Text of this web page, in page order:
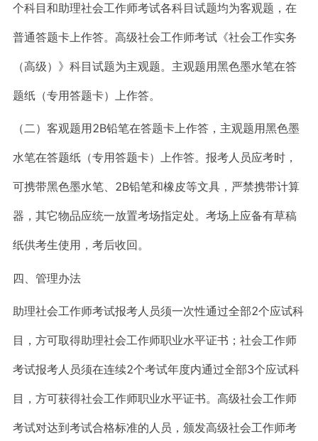
个科目和助理社会工作师考试各科目试题均为客观题，在
普通答题卡上作答。高级社会工作师考试《社会工作实务
（高级）》科目试题为主观题。主观题用黑色墨水笔在答
题纸（专用答题卡）上作答。
（二）客观题用2B铅笔在答题卡上作答，主观题用黑色墨
水笔在答题纸（专用答题卡）上作答。报考人员应考时，
可携带黑色墨水笔、2B铅笔和橡皮等文具，严禁携带计算
器，其它物品应统一放置考场指定处。考场上应备有草稿
纸供考生使用，考后收回。
四、管理办法
助理社会工作师考试报考人员须一次性通过全部2个应试科
目，方可取得助理社会工作师职业水平证书；社会工作师
考试报考人员须在连续2个考试年度内通过全部3个应试科
目，方可获得社会工作师职业水平证书。高级社会工作师
考试对达到考试合格标准的人员，颁发高级社会工作师考